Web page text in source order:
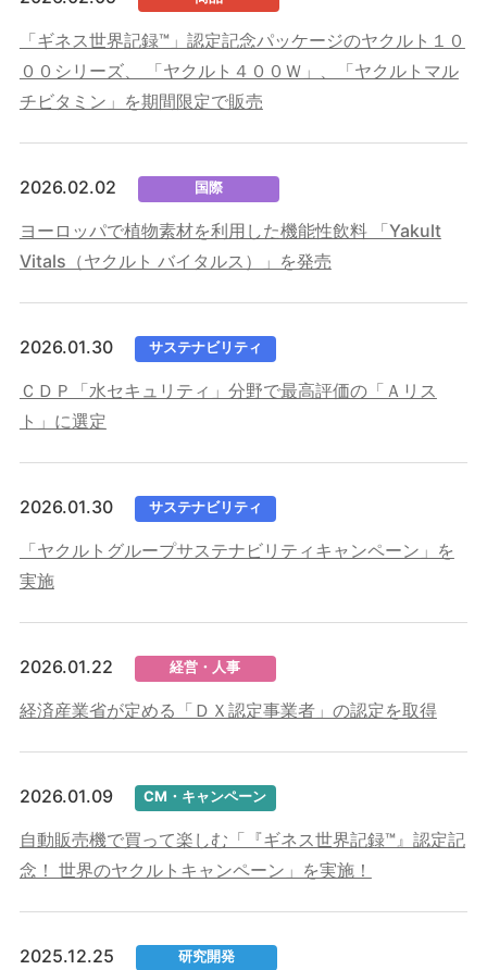
「ギネス世界記録™」認定記念パッケージのヤクルト１０
００シリーズ、 「ヤクルト４００Ｗ」、「ヤクルトマル
チビタミン」を期間限定で販売
2026.02.02 国際
ヨーロッパで植物素材を利用した機能性飲料 「Yakult
Vitals（ヤクルト バイタルス）」を発売
2026.01.30 サステナビリティ
ＣＤＰ「水セキュリティ」分野で最高評価の「Ａリス
ト」に選定
2026.01.30 サステナビリティ
「ヤクルトグループサステナビリティキャンペーン」を
実施
2026.01.22 経営・人事
経済産業省が定める「ＤＸ認定事業者」の認定を取得
2026.01.09 CM・キャンペーン
自動販売機で買って楽しむ「『ギネス世界記録™』認定記
念！ 世界のヤクルトキャンペーン」を実施！
2025.12.25 研究開発